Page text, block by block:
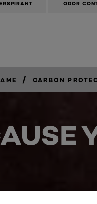
ODOR
/ CARBON